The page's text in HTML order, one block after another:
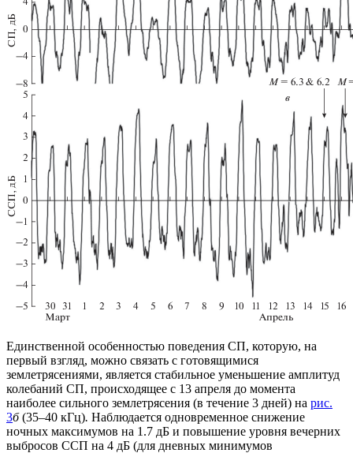
Единственной особенностью поведения СП, которую, на
первый взгляд, можно связать с готовящимися
землетрясениями, является стабильное уменьшение амплитуд
колебаний СП, происходящее с 13 апреля до момента
наиболее сильного землетрясения (в течение 3 дней) на рис.
3б(35–40 кГц). Наблюдается одновременное снижение
ночных максимумов на 1.7 дБ и повышение уровня вечерних
выбросов ССП на 4 дБ (для дневных минимумов